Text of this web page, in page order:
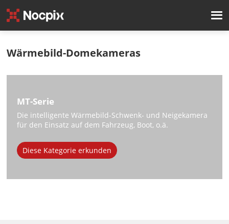
Wärmebild-Domekameras
MT-Serie
Die intelligente Wärmebild-Schwenk- und Neigekamera
für den Einsatz auf dem Fahrzeug, Boot, o.ä.
Diese Kategorie erkunden